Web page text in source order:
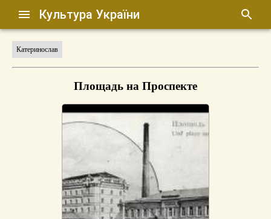
Культура України
Катеринослав
Площадь на Проспекте